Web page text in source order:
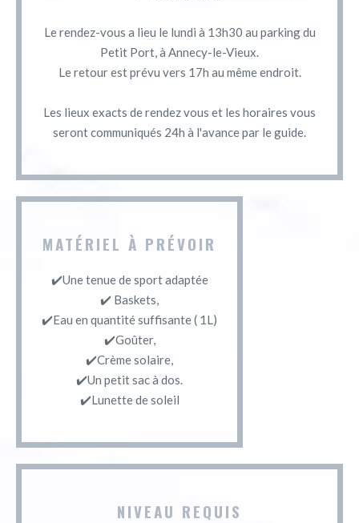
Le rendez-vous a lieu le lundi à 13h30 au parking du
Petit Port, à Annecy-le-Vieux.
Le retour est prévu vers 17h au même endroit.
Les lieux exacts de rendez vous et les horaires vous
seront communiqués 24h à l'avance par le guide.
MATÉRIEL À PRÉVOIR
✔️Une tenue de sport adaptée
✔️ Baskets,
✔️Eau en quantité suffisante ( 1L)
✔️Goûter,
✔️Crème solaire,
✔️Un petit sac à dos.
✔️Lunette de soleil
NIVEAU REQUIS